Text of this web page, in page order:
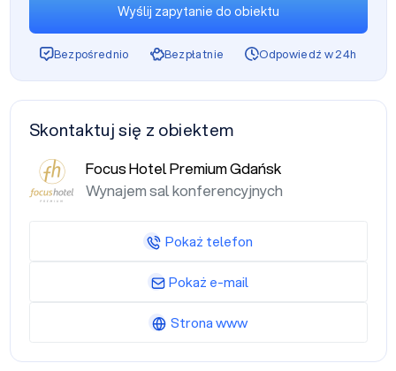
Wyślij zapytanie do obiektu
Bezpośrednio Bezpłatnie Odpowiedź w 24h
Skontaktuj się z obiektem
Focus Hotel Premium Gdańsk
Wynajem sal konferencyjnych
Pokaż telefon
Pokaż e-mail
Strona www